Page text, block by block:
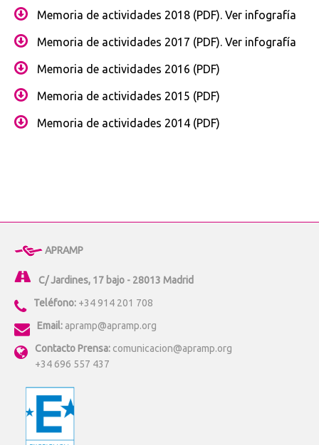
Memoria de actividades 2018 (PDF). Ver infografía
Memoria de actividades 2017 (PDF). Ver infografía
Memoria de actividades 2016 (PDF)
Memoria de actividades 2015 (PDF)
Memoria de actividades 2014 (PDF)
APRAMP
C/ Jardines, 17 bajo - 28013 Madrid
Teléfono: +34 914 201 708
Email: apramp@apramp.org
Contacto Prensa: comunicacion@apramp.org
+34 696 557 437